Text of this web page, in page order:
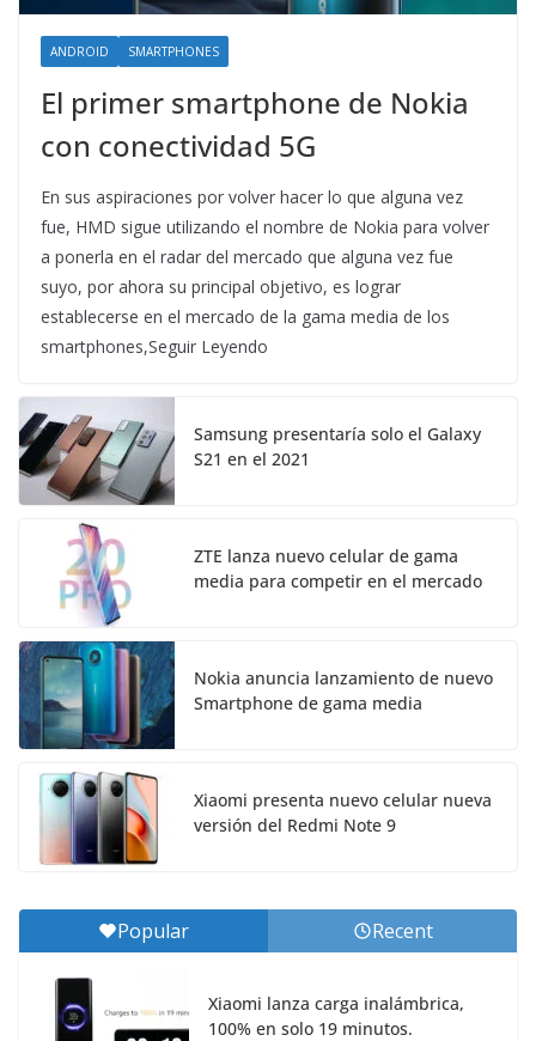
ANDROID SMARTPHONES
El primer smartphone de Nokia
con conectividad 5G
En sus aspiraciones por volver hacer lo que alguna vez
fue, HMD sigue utilizando el nombre de Nokia para volver
a ponerla en el radar del mercado que alguna vez fue
suyo, por ahora su principal objetivo, es lograr
establecerse en el mercado de la gama media de los
smartphones,Seguir Leyendo
Samsung presentaría solo el Galaxy
S21 en el 2021
ZTE lanza nuevo celular de gama
media para competir en el mercado
Nokia anuncia lanzamiento de nuevo
Smartphone de gama media
Xiaomi presenta nuevo celular nueva
versión del Redmi Note 9
Popular Recent
Xiaomi lanza carga inalámbrica,
100% en solo 19 minutos.